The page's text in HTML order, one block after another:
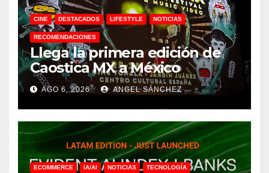
CINE DESTACADOS LIFESTYLE NOTICIAS
RECOMENDACIONES
Llega la primera edición de
Caostica MX a México
AGO 6, 2026 ANGEL SÁNCHEZ
ECOMMERCE IA/AI NOTICIAS TECNOLOGÍA